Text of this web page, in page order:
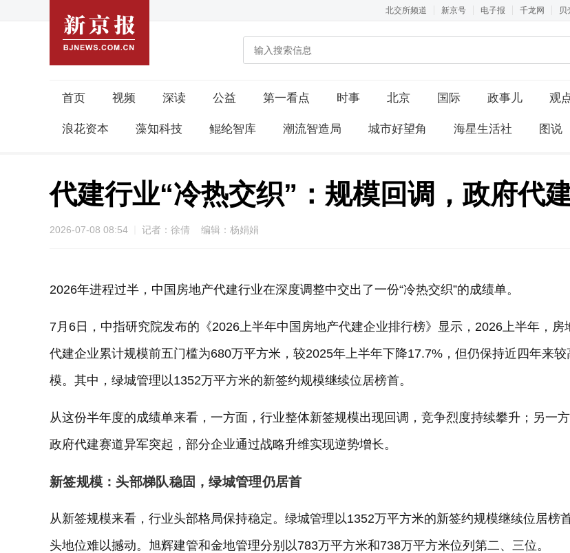
北交所频道 新京号 电子报 千龙网 贝
首页 视频 深读 公益 第一看点 时事 北京 国际 政事儿 观
浪花资本 藻知科技 鲲纶智库 潮流智造局 城市好望角 海星生活社 图说
代建行业“冷热交织”：规模回调，政府代
2026-07-08 08:54 记者：徐倩 编辑：杨娟娟
2026年进程过半，中国房地产代建行业在深度调整中交出了一份“冷热交织”的成绩单。
7月6日，中指研究院发布的《2026上半年中国房地产代建企业排行榜》显示，2026上半年，房
代建企业累计规模前五门槛为680万平方米，较2025年上半年下降17.7%，但仍保持近四年来较
模。其中，绿城管理以1352万平方米的新签约规模继续位居榜首。
从这份半年度的成绩单来看，一方面，行业整体新签规模出现回调，竞争烈度持续攀升；另一方
政府代建赛道异军突起，部分企业通过战略升维实现逆势增长。
新签规模：头部梯队稳固，绿城管理仍居首
从新签规模来看，行业头部格局保持稳定。绿城管理以1352万平方米的新签约规模继续位居榜
头地位难以撼动。旭辉建管和金地管理分别以783万平方米和738万平方米位列第二、三位。